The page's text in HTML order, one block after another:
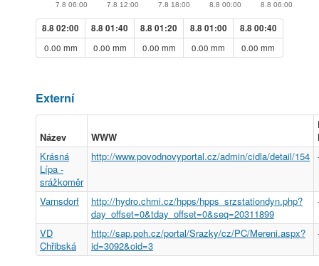
7.8 06:00 7.8 12:00 7.8 18:00 8.8 00:00 8.8 06:00
8.8 02:00 8.8 01:40 8.8 01:20 8.8 01:00 8.8 00:40
0.00 mm 0.00 mm 0.00 mm 0.00 mm 0.00 mm
Externí
Název WWW
Krásná
Lípa -
srážkoměr
http://www.povodnovyportal.cz/admin/cidla/detail/154
Varnsdorf
http://hydro.chmi.cz/hpps/hpps_srzstationdyn.php?
day_offset=0&tday_offset=0&seq=20311899
VD
Chřibská
http://sap.poh.cz/portal/Srazky/cz/PC/Mereni.aspx?
id=3092&oid=3